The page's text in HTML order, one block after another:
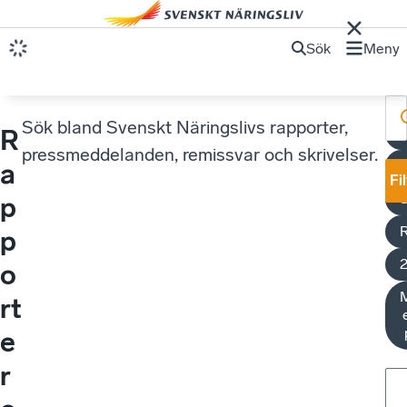
Sök Meny
R
a
p
p
o
rt
e
r
Sök bland Svenskt Näringslivs rapporter,
pressmeddelanden, remissvar och skrivelser.